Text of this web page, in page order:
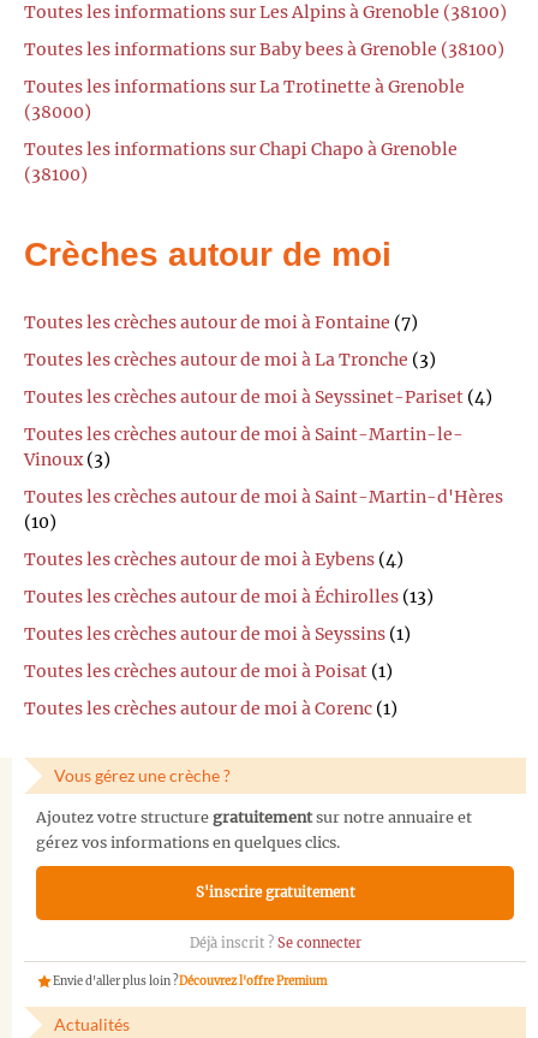
Toutes les informations sur Les Alpins à Grenoble (38100)
Toutes les informations sur Baby bees à Grenoble (38100)
Toutes les informations sur La Trotinette à Grenoble
(38000)
Toutes les informations sur Chapi Chapo à Grenoble
(38100)
Crèches autour de moi
Toutes les crèches autour de moi à Fontaine (7)
Toutes les crèches autour de moi à La Tronche (3)
Toutes les crèches autour de moi à Seyssinet-Pariset (4)
Toutes les crèches autour de moi à Saint-Martin-le-
Vinoux (3)
Toutes les crèches autour de moi à Saint-Martin-d'Hères
(10)
Toutes les crèches autour de moi à Eybens (4)
Toutes les crèches autour de moi à Échirolles (13)
Toutes les crèches autour de moi à Seyssins (1)
Toutes les crèches autour de moi à Poisat (1)
Toutes les crèches autour de moi à Corenc (1)
Vous gérez une crèche ?
Ajoutez votre structure gratuitementsur notre annuaire et
gérez vos informations en quelques clics.
S'inscrire gratuitement
Déjà inscrit ? Se connecter
Envie d'aller plus loin ?Découvrez l'offre Premium
Actualités